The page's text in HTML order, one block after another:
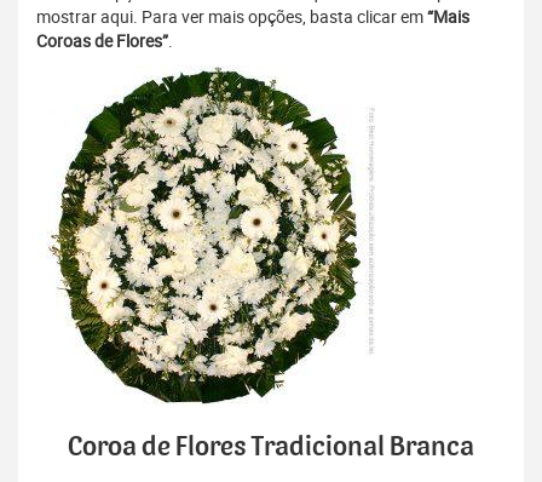
mostrar aqui. Para ver mais opções, basta clicar em“Mais
Coroas de Flores”.
Coroa de Flores Tradicional Branca